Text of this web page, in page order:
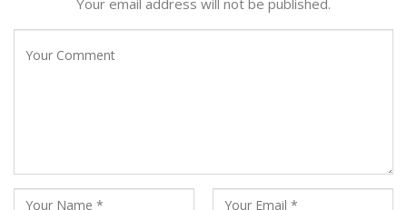
Your email address will not be published.